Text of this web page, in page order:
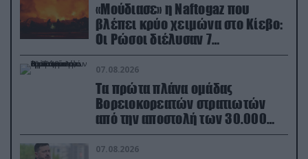
«Μούδιασε» η Naftogaz που
βλέπει κρύο χειμώνα στο Κίεβο:
Οι Ρώσοι διέλυσαν 7
εγκαταστάσεις του ουκρανικού
κολοσσού!
07.08.2026
Τα πρώτα πλάνα ομάδας
Βορειοκορεατών στρατιωτών
από την αποστολή των 30.000
που έφτασαν στη Ρωσία (βίντεο)
07.08.2026